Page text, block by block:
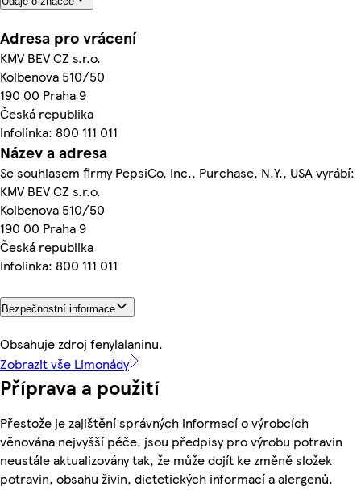
Adresa pro vrácení
KMV BEV CZ s.r.o.
Kolbenova 510/50
190 00 Praha 9
Česká republika
Infolinka: 800 111 011
Název a adresa
Se souhlasem firmy PepsiCo, Inc., Purchase, N.Y., USA vyrábí:
KMV BEV CZ s.r.o.
Kolbenova 510/50
190 00 Praha 9
Česká republika
Infolinka: 800 111 011
Bezpečnostní informace
Obsahuje zdroj fenylalaninu.
Zobrazit vše Limonády
Příprava a použití
Přestože je zajištění správných informací o výrobcích
věnována nejvyšší péče, jsou předpisy pro výrobu potravin
neustále aktualizovány tak, že může dojít ke změně složek
potravin, obsahu živin, dietetických informací a alergenů.